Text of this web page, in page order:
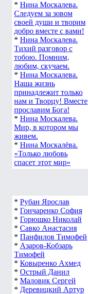
* Нина Москалева.
Следуем за зовом
своей души и творим
добро вместе с вами!
* Нина Москалева.
Тихий разговор с
тобою. Помним,
любим, скучаем.
* Нина Москалева.
Наша жизнь
принадлежит только
нам и Творцу! Вместе
прославим Бога!
* Нина Москалева.
Мир, в котором мы
живем.
* Нина Москалёва.
«Только любовь
спасет этот мир»
* Рубан Ярослав
* Гончаренко София
* Горюшко Николай
* Савко Анастасия
* Панфилов Тимофей
* Азаров-Кобзарь
Тимофей
* Ковыренко Ахмед
* Острый Данил
* Маловик Сергей
* Деревицкий Артур